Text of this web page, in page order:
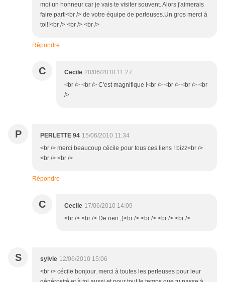
moi un honneur car je vais te visiter souvent. Alors j'aimerais
faire parti<br /> de votre équipe de perleuses.Un gros merci à
toi!!<br /> <br /> <br />
Répondre
C Cecile 20/06/2010 11:27
<br /> <br /> C'est magnifique !<br /> <br /> <br /> <br
/>
P PERLETTE 94 15/06/2010 11:34
<br /> merci beaucoup cécile pour tous ces liens ! bizz<br />
<br /> <br />
Répondre
C Cecile 17/06/2010 14:09
<br /> <br /> De rien ;)<br /> <br /> <br /> <br />
S sylvie 12/06/2010 15:06
<br /> cécile bonjour. merci à toutes les perleuses pour leur